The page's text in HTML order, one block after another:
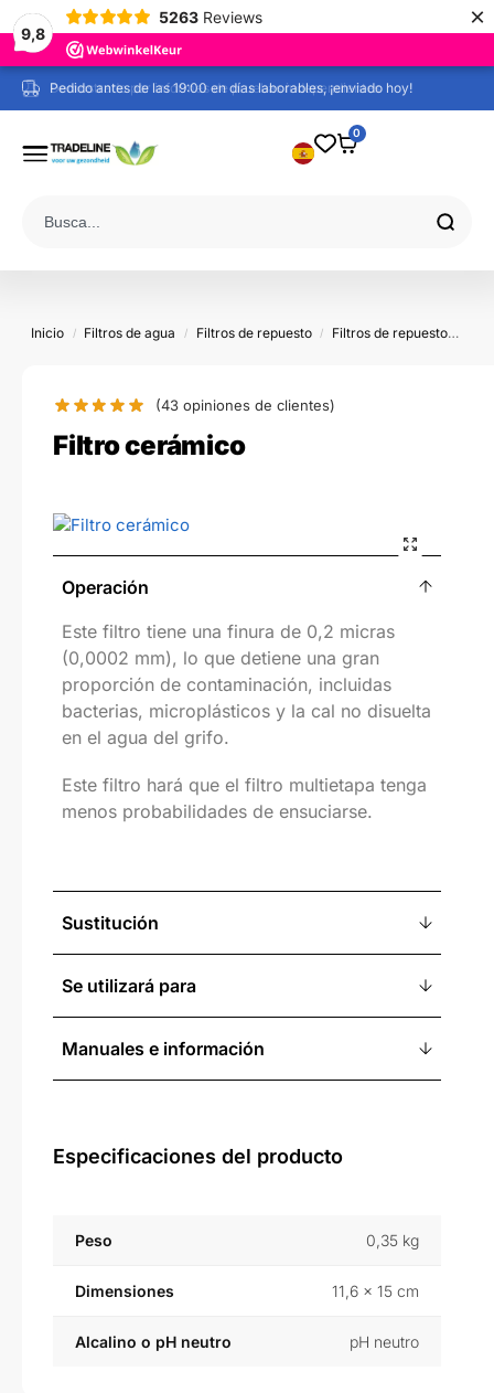
9,8
5263 Reviews ×
Pedido antes de las 19:00 en días laborables, ¡enviado hoy!
0
Inicio / Filtros de agua / Filtros de repuesto / Filtros de repuesto
(43 opiniones de clientes)
Filtro cerámico
Operación
Este filtro tiene una finura de 0,2 micras
(0,0002 mm), lo que detiene una gran
proporción de contaminación, incluidas
bacterias, microplásticos y la cal no disuelta
en el agua del grifo.
Este filtro hará que el filtro multietapa tenga
menos probabilidades de ensuciarse.
Sustitución
Se utilizará para
Manuales e información
Especificaciones del producto
Peso 0,35 kg
Dimensiones 11,6 × 15 cm
Alcalino o pH neutro pH neutro